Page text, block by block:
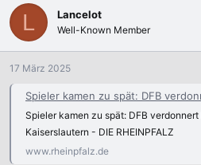
k
i
o
n
L Lancelot
Well-Known Member
17 März 2025
Spieler kamen zu spät: DFB verdonnert FCK
Spieler kamen zu spät: DFB
Kaiserslautern - DIE RHEINPFALZ
www.rheinpfalz.de